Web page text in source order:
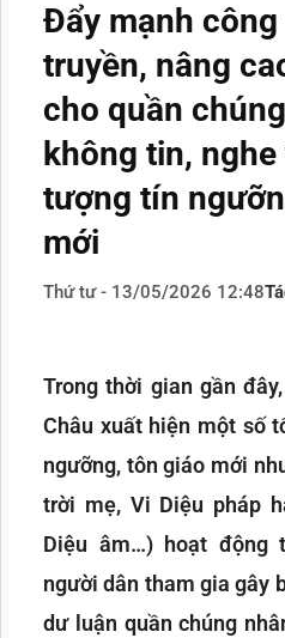
Đẩy mạnh
truyền, nâng
cho quần
không tin,
tượng tín
mới
Thứ tư - 13/05/2026 12:48
Trong thời gian gần
Châu xuất hiện một số
ngưỡng, tôn giáo mới
trời mẹ, Vi Diệu pháp
Diệu âm…) hoạt động
người dân tham gia gây
dư luận quần chúng